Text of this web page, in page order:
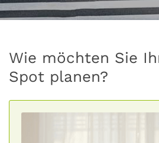
Wie möchten Sie
Spot planen?